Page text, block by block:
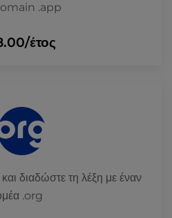
.app
/έτος
διαδώστε τη λέξη με έναν
.org